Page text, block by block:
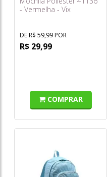
- Vermelha - Vix
DE R$ 59,99 POR
R$ 29,99
COMPRAR